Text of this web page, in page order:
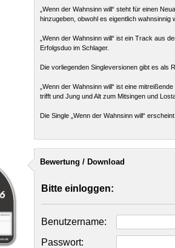
„Wenn der Wahnsinn will“ steht für einen
hinzugeben, obwohl es eigentlich
„Wenn der Wahnsinn will“ ist ein Track aus
Erfolgsduo im Schlager.
Die vorliegenden Singleversionen gibt es als
„Wenn der Wahnsinn will“ ist eine
trifft und Jung und Alt zum Mitsingen und
Die Single „Wenn der Wahnsinn will“
Bewertung / Download
Bitte einloggen:
Benutzername:
Passwort: